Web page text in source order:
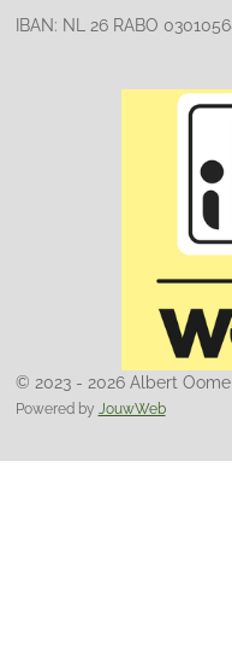
IBAN: NL 26 RABO
© 2023 - 2026 Albert
Powered by JouwWeb